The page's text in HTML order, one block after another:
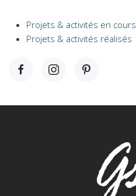
Projets & activités en cours
Projets & activités réalisés